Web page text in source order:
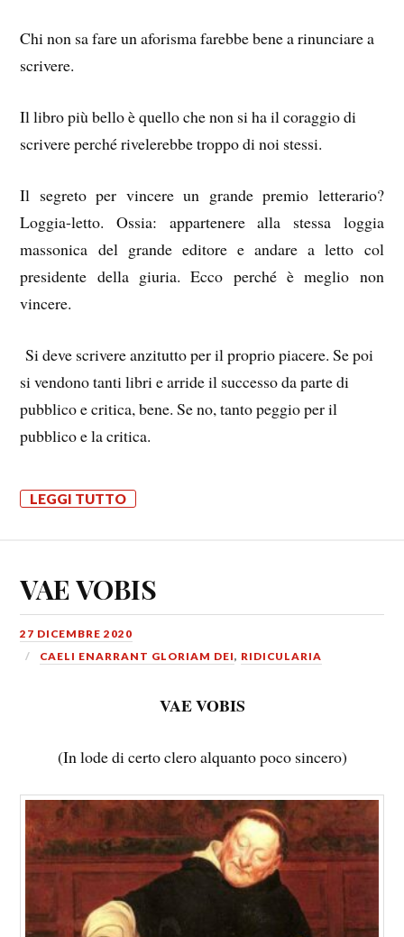
Chi non sa fare un aforisma farebbe bene a rinunciare a
scrivere.
Il libro più bello è quello che non si ha il coraggio di
scrivere perché rivelerebbe troppo di noi stessi.
Il segreto per vincere un grande premio letterario?
Loggia-letto. Ossia: appartenere alla stessa loggia
massonica del grande editore e andare a letto col
presidente della giuria. Ecco perché è meglio non
vincere.
Si deve scrivere anzitutto per il proprio piacere. Se poi
si vendono tanti libri e arride il successo da parte di
pubblico e critica, bene. Se no, tanto peggio per il
pubblico e la critica.
LEGGI TUTTO
VAE VOBIS
27 DICEMBRE 2020
CAELI ENARRANT GLORIAM DEI, RIDICULARIA
VAE VOBIS
(In lode di certo clero alquanto poco sincero)